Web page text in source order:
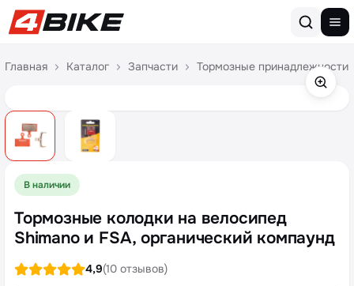
Главная Каталог Запчасти Тормозные принадлежности
В наличии
Тормозные колодки на велосипед
Shimano и FSA, органический компаунд
4,9(10 отзывов)